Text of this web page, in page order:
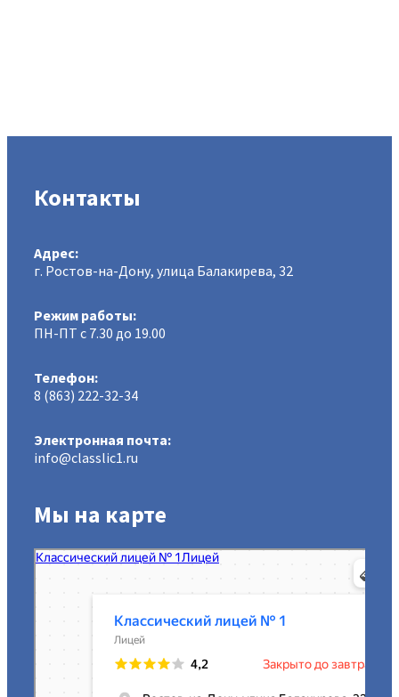
Контакты
Адрес:
г. Ростов-на-Дону, улица Балакирева, 32
Режим работы:
ПН-ПТ с 7.30 до 19.00
Телефон:
8 (863) 222-32-34
Электронная почта:
info@classlic1.ru
Мы на карте
МАОУ Классический лицей № 1
Лицей в Ростове‑на‑Дону